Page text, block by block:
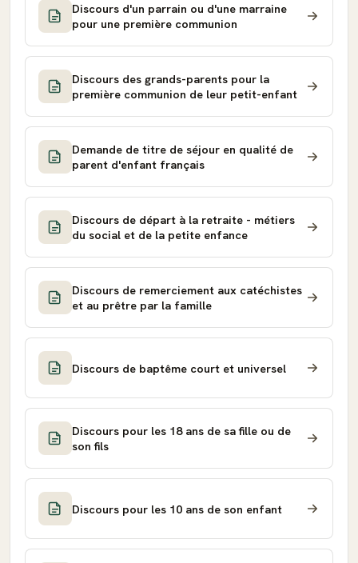
Discours d'un parrain ou d'une marraine
pour une première communion
Discours des grands-parents pour la
première communion de leur petit-enfant
Demande de titre de séjour en qualité de
parent d'enfant français
Discours de départ à la retraite - métiers
du social et de la petite enfance
Discours de remerciement aux catéchistes
et au prêtre par la famille
Discours de baptême court et universel
Discours pour les 18 ans de sa fille ou de
son fils
Discours pour les 10 ans de son enfant